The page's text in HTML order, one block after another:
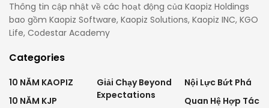
Thông tin cập nhật về các hoạt động của Kaopiz Holdings
bao gồm Kaopiz Software, Kaopiz Solutions, Kaopiz INC, KGO
Life, Codestar Academy
Categories
10 NĂM KAOPIZ
10 NĂM KJP
Giải Chạy Beyond
Expectations
Nội Lực Bứt Phá
Quan Hệ Hợp Tác